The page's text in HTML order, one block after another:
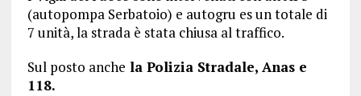
(autopompa Serbatoio) e autogru es un totale di
7 unità, la strada è stata chiusa al traffico.
Sul posto anche la Polizia Stradale, Anas e
118.